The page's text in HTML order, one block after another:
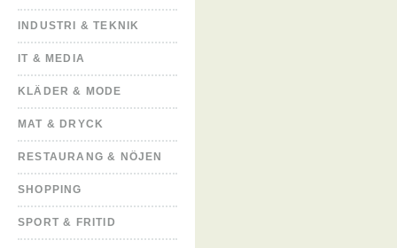
INDUSTRI & TEKNIK
IT & MEDIA
KLÄDER & MODE
MAT & DRYCK
RESTAURANG & NÖJEN
SHOPPING
SPORT & FRITID